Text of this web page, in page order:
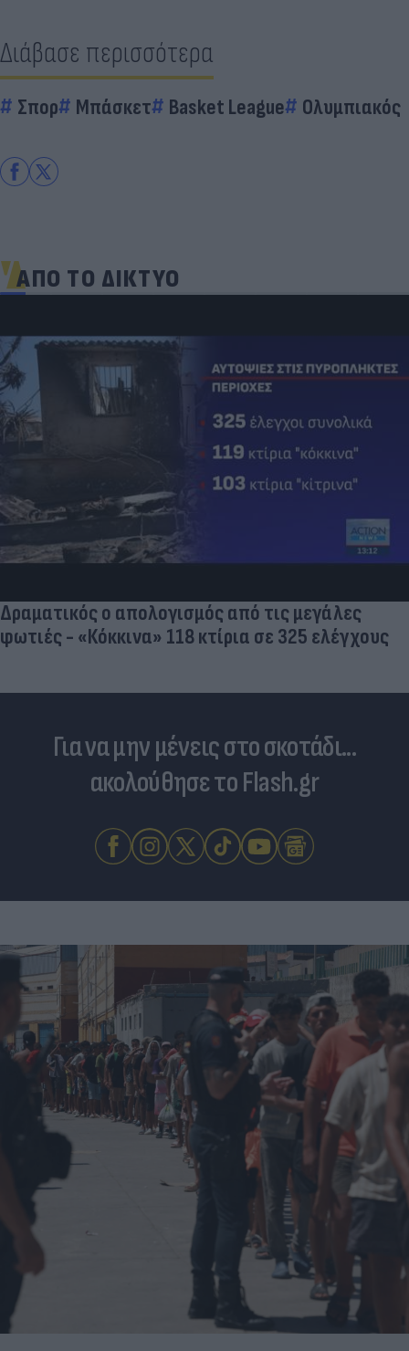
Διάβασε περισσότερα
Σπορ Μπάσκετ Basket League Ολυμπιακός
ΑΠΟ ΤΟ ΔΙΚΤΥΟ
Δραματικός ο απολογισμός από τις μεγάλες
φωτιές - «Κόκκινα» 118 κτίρια σε 325 ελέγχους
Για να μην μένεις στο σκοτάδι...
ακολούθησε το Flash.gr